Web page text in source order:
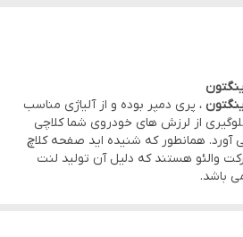
این معنی است که این قابلیت باعث می
کلاچ، تعادل و لرزش خودرو را کمتر
هم می گویند.
، پری دمپر بوده و از آلیاژی مناسب
از لرزش های خودروی شما کلاچی
آورد. همانطور که شنیده اید صفحه کلاچ
والئو هستند که دلیل آن تولید لنت
باشد.